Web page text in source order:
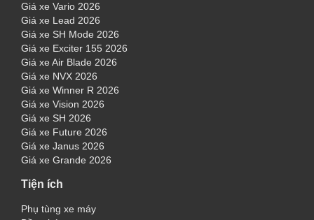
Giá xe Vario 2026
Giá xe Lead 2026
Giá xe SH Mode 2026
Giá xe Exciter 155 2026
Giá xe Air Blade 2026
Giá xe NVX 2026
Giá xe Winner R 2026
Giá xe Vision 2026
Giá xe SH 2026
Giá xe Future 2026
Giá xe Janus 2026
Giá xe Grande 2026
Tiện ích
Phụ tùng xe máy